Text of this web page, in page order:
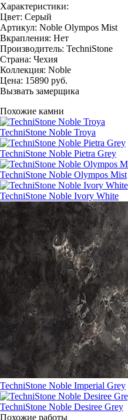
Характеристики:
Цвет: Серый
Артикул: Noble Olympos Mist
Вкрапления: Нет
Производитель: TechniStone
Страна: Чехия
Коллекция: Noble
Цена: 15890 руб.
Вызвать замерщика
Похожие камни
TechniStone Noble Troya
TechniStone Noble Pietra Grey
TechniStone Noble Olympos Mist
TechniStone Noble Ivory White
TechniStone Noble Imperial Grey
TechniStone Noble Desiree Grey
Похожие работы